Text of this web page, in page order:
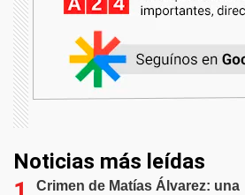
Noticias más leídas
Crimen de Matías Álvarez: una